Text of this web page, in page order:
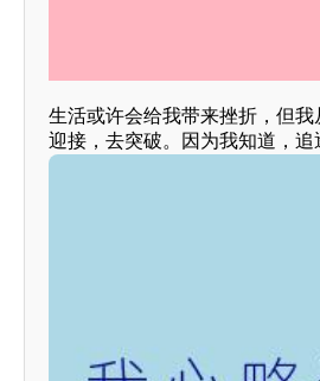
生活或许会给我带来挫折，但
迎接，去突破。因为我知道，追